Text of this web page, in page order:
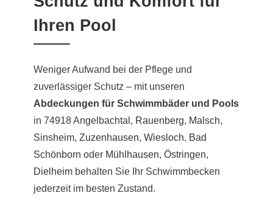
Ihren Pool
Weniger Aufwand bei der Pflege und
zuverlässiger Schutz – mit unseren
Abdeckungen für Schwimmbäder und Pools
in 74918 Angelbachtal, Rauenberg, Malsch,
Sinsheim, Zuzenhausen, Wiesloch, Bad
Schönborn oder Mühlhausen, Östringen,
Dielheim behalten Sie Ihr Schwimmbecken
jederzeit im besten Zustand.